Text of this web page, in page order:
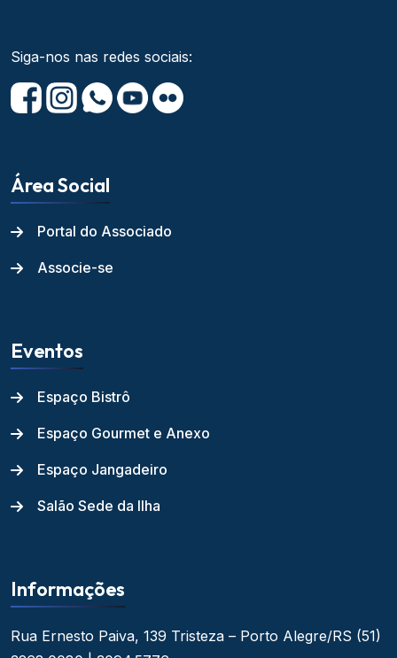
Siga-nos nas redes sociais:
Área Social
Portal do Associado
Associe-se
Eventos
Espaço Bistrô
Espaço Gourmet e Anexo
Espaço Jangadeiro
Salão Sede da Ilha
Informações
Rua Ernesto Paiva, 139 Tristeza – Porto Alegre/RS (51)